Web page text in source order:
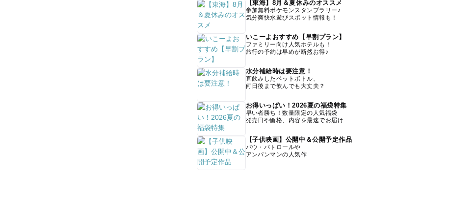
【東海】8月＆夏休みのオススメ
参加無料ポケモンスタンプラリー♪
気分爽快水遊びスポット情報も！
いこーよおすすめ【早割プラン】
ファミリー向け人気ホテルも！
旅行の予約は早めが断然お得♪
水分補給時は要注意！
直飲みしたペットボトル、
何日後まで飲んでも大丈夫？
お得いっぱい！2026夏の福袋特集
早い者勝ち！数量限定の人気福袋
発売日や価格、内容を最速でお届け
【子供映画】公開中＆公開予定作品
パウ・パトロールや
アンパンマンの人気作